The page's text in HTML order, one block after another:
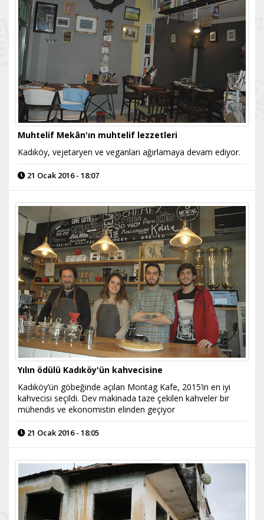
Muhtelif Mekân'ın muhtelif lezzetleri
Kadıköy, vejetaryen ve veganları ağırlamaya devam ediyor.
21 Ocak 2016 - 18:07
Yılın ödülü Kadıköy'ün kahvecisine
Kadıköy’ün göbeğinde açılan Montag Kafe, 2015’in en iyi
kahvecisi seçildi. Dev makinada taze çekilen kahveler bir
mühendis ve ekonomistin elinden geçiyor
21 Ocak 2016 - 18:05